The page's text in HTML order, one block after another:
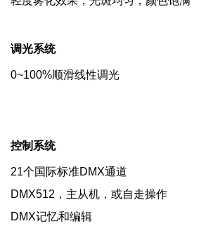
调光系统
0~100%顺滑线性调光
控制系统
21个国际标准DMX通道
DMX512，主从机，或自走操作
DMX记忆和编辑